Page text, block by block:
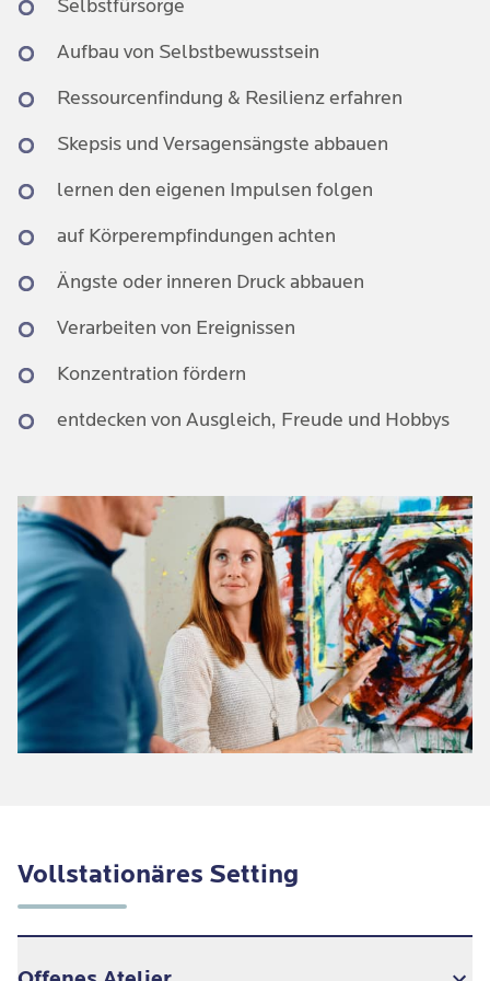
ermöglichen, etc.
verzerrte Wahrnehmungen überprüfen und neu
In derintermedialen Kunst- und
Gestaltungstherapiekreieren wir mit Aquarell,
das, was uns beschäftigt und bewegt. Wir entdecken
unsere inneren Themen, übertragen sie in Kunst und
können sie so auf eine gesundheitsfördernde Art
ausleben.
Selbstfürsorge
Aufbau von Selbstbewusstsein
Ressourcenfindung & Resilienz erfahren
Skepsis und Versagensängste abbauen
lernen den eigenen Impulsen folgen
auf Körperempfindungen achten
Ängste oder inneren Druck abbauen
Verarbeiten von Ereignissen
Konzentration fördern
entdecken von Ausgleich, Freude und Hobbys
Vollstationäres Setting